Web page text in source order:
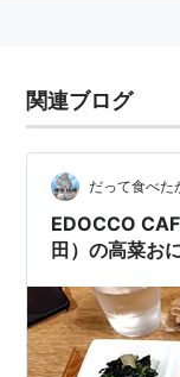
関連ブログ
だって食べた
EDOCCO
田）の高菜お